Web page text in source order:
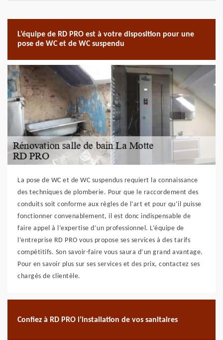
L’équipe de RD PRO est à votre disposition pour une
pose de WC et de WC suspendu
La pose de WC et de WC suspendus requiert la connaissance
des techniques de plomberie. Pour que le raccordement des
conduits soit conforme aux règles de l’art et pour qu’il puisse
fonctionner convenablement, il est donc indispensable de
faire appel à l’expertise d’un professionnel. L’équipe de
l’entreprise RD PRO vous propose ses services à des tarifs
compétitifs. Son savoir-faire vous saura d’un grand avantage.
Pour en savoir plus sur ses services et des prix, contactez ses
chargés de clientèle.
Confiez à RD PRO l’installation de vos sanitaires